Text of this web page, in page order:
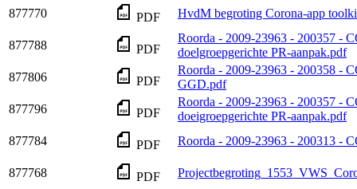
877770 PDF HvdM begroting Corona-app
877788 PDF
Roorda - 2009-23963 - 200357 -
doelgroepgerichte PR-aanpak.pdf
877806
PDF
Roorda - 2009-23963 - 200358 -
GGD.pdf
877796
PDF
Roorda - 2009-23963 - 200357 -
doeigroepgerichte PR-aanpak.pdf
877784
PDF Roorda - 2009-23963 - 200313 -
877768 PDF